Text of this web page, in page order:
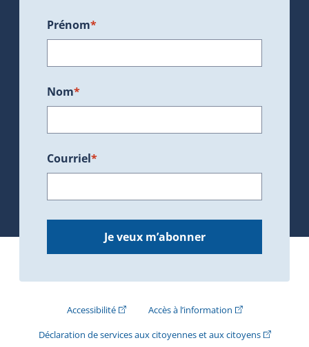
Prénom*
Nom*
Courriel*
Je veux m’abonner
Accessibilité(Cet hyperlien externe s'ouvrira dans une
Accès à l’information(Cet hyperlien
Déclaration de services aux citoyennes et aux citoyens(Cet